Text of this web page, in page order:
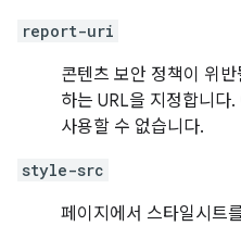
report-uri
콘텐츠 보안 정책이 위
하는 URL을 지정합니다
사용할 수 없습니다.
style-src
페이지에서 스타일시트